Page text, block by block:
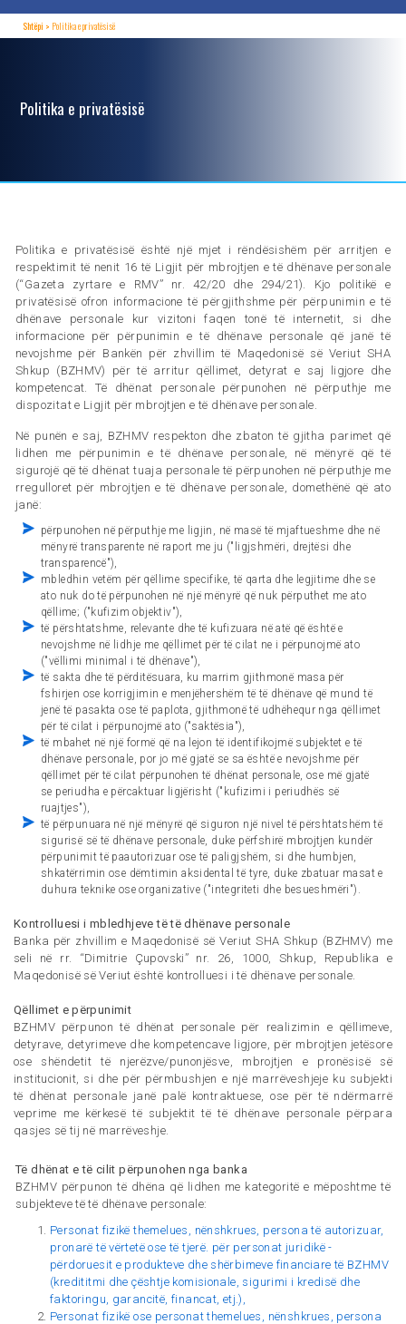
Shtëpi Politika e privatësisë
Politika e privatësisë
Politika e privatësisë është një mjet i rëndësishëm për arritjen e
respektimit të nenit 16 të Ligjit për mbrojtjen e të dhënave personale
(“Gazeta zyrtare e RMV” nr. 42/20 dhe 294/21). Kjo politikë e
privatësisë ofron informacione të përgjithshme për përpunimin e të
dhënave personale kur vizitoni faqen tonë të internetit, si dhe
informacione për përpunimin e të dhënave personale që janë të
nevojshme për Bankën për zhvillim të Maqedonisë së Veriut SHA
Shkup (BZHMV) për të arritur qëllimet, detyrat e saj ligjore dhe
kompetencat. Të dhënat personale përpunohen në përputhje me
dispozitat e Ligjit për mbrojtjen e të dhënave personale.
Në punën e saj, BZHMV respekton dhe zbaton të gjitha parimet që
lidhen me përpunimin e të dhënave personale, në mënyrë që të
sigurojë që të dhënat tuaja personale të përpunohen në përputhje me
rregulloret për mbrojtjen e të dhënave personale, domethënë që ato
janë:
përpunohen në përputhje me ligjin, në masë të mjaftueshme dhe në
mënyrë transparente në raport me ju ("ligjshmëri, drejtësi dhe
transparencë"),
mbledhin vetëm për qëllime specifike, të qarta dhe legjitime dhe se
ato nuk do të përpunohen në një mënyrë që nuk përputhet me ato
qëllime; ("kufizim objektiv"),
të përshtatshme, relevante dhe të kufizuara në atë që është e
nevojshme në lidhje me qëllimet për të cilat ne i përpunojmë ato
("vëllimi minimal i të dhënave"),
të sakta dhe të përditësuara, ku marrim gjithmonë masa për
fshirjen ose korrigjimin e menjëhershëm të të dhënave që mund të
jenë të pasakta ose të paplota, gjithmonë të udhëhequr nga qëllimet
për të cilat i përpunojmë ato ("saktësia"),
të mbahet në një formë që na lejon të identifikojmë subjektet e të
dhënave personale, por jo më gjatë se sa është e nevojshme për
qëllimet për të cilat përpunohen të dhënat personale, ose më gjatë
se periudha e përcaktuar ligjërisht ("kufizimi i periudhës së
ruajtjes"),
të përpunuara në një mënyrë që siguron një nivel të përshtatshëm të
sigurisë së të dhënave personale, duke përfshirë mbrojtjen kundër
përpunimit të paautorizuar ose të paligjshëm, si dhe humbjen,
shkatërrimin ose dëmtimin aksidental të tyre, duke zbatuar masat e
duhura teknike ose organizative ("integriteti dhe besueshmëri").
Kontrolluesi i mbledhjeve të të dhënave personale
Banka për zhvillim e Maqedonisë së Veriut SHA Shkup (BZHMV) me
seli në rr. “Dimitrie Çupovski” nr. 26, 1000, Shkup, Republika e
Maqedonisë së Veriut është kontrolluesi i të dhënave personale.
Qëllimet e përpunimit
BZHMV përpunon të dhënat personale për realizimin e qëllimeve,
detyrave, detyrimeve dhe kompetencave ligjore, për mbrojtjen jetësore
ose shëndetit të njerëzve/punonjësve, mbrojtjen e pronësisë së
institucionit, si dhe për përmbushjen e një marrëveshjeje ku subjekti
të dhënat personale janë palë kontraktuese, ose për të ndërmarrë
veprime me kërkesë të subjektit të të dhënave personale përpara
qasjes së tij në marrëveshje.
Të dhënat e të cilit përpunohen nga banka
BZHMV përpunon të dhëna që lidhen me kategoritë e mëposhtme të
subjekteve të të dhënave personale:
Personat fizikë themelues, nënshkrues, persona të autorizuar,
pronarë të vërtetë ose të tjerë. për personat juridikë -
përdoruesit e produkteve dhe shërbimeve financiare të BZHMV
(kredititmi dhe çështje komisionale, sigurimi i kredisë dhe
faktoringu, garancitë, financat, etj.),
Personat fizikë ose personat themelues, nënshkrues, persona